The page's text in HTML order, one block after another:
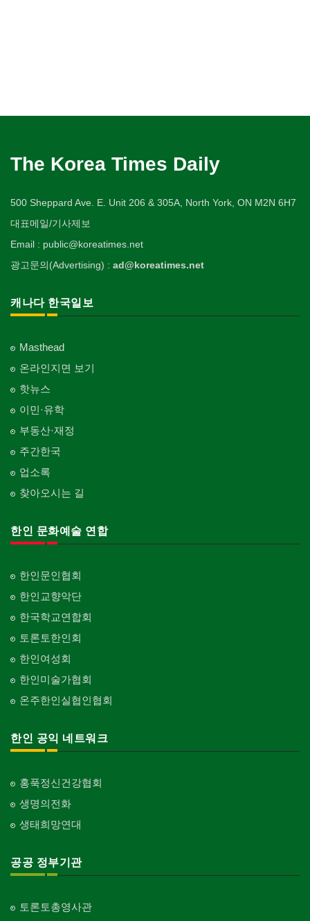
The Korea Times Daily
500 Sheppard Ave. E. Unit 206 & 305A, North York, ON M2N 6H7
대표메일/기사제보
Email : public@koreatimes.net
광고문의(Advertising) : ad@koreatimes.net
캐나다 한국일보
Masthead
온라인지면 보기
핫뉴스
이민·유학
부동산·재정
주간한국
업소록
찾아오시는 길
한인 문화예술 연합
한인문인협회
한인교향악단
한국학교연합회
토론토한인회
한인여성회
한인미술가협회
온주한인실협인협회
한인 공익 네트워크
홍푹정신건강협회
생명의전화
생태희망연대
공공 정부기관
토론토총영사관